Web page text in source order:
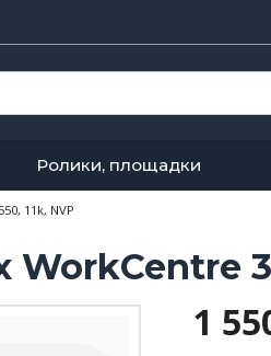
Ролики, площадки
11k, NVP
1